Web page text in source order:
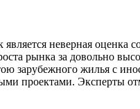
неверная оценка
рынка за довольно
зарубежного жилья с
проектами. Эксперты